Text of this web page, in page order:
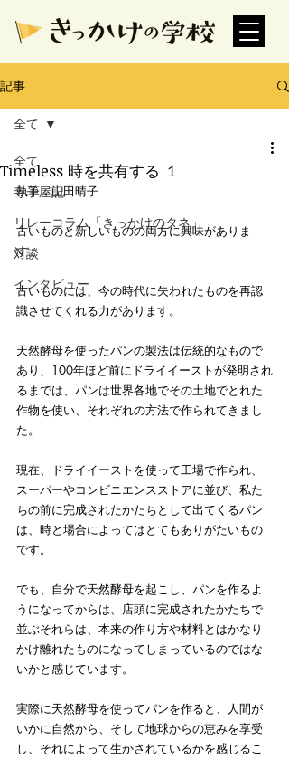
記事
全て
寺子屋記
リレーコラム「きっかけのタネ」
対談
インタビュー
全て
Timeless 時を共有する １
執筆：山田晴子
古いものと新しいものの両方に興味がありま
す。
古いものには、今の時代に失われたものを再認
識させてくれる力があります。
天然酵母を使ったパンの製法は伝統的なもので
あり、100年ほど前にドライイーストが発明され
るまでは、パンは世界各地でその土地でとれた
作物を使い、それぞれの方法で作られてきまし
た。
現在、ドライイーストを使って工場で作られ、
スーパーやコンビニエンスストアに並び、私た
ちの前に完成されたかたちとして出てくるパン
は、時と場合によってはとてもありがたいもの
です。
でも、自分で天然酵母を起こし、パンを作るよ
うになってからは、店頭に完成されたかたちで
並ぶそれらは、本来の作り方や材料とはかなり
かけ離れたものになってしまっているのではな
いかと感じています。
実際に天然酵母を使ってパンを作ると、人間が
いかに自然から、そして地球からの恵みを享受
し、それによって生かされているかを感じるこ